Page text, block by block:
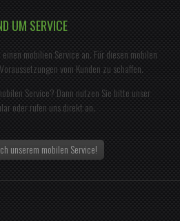
UM SERVICE
mobilien Service an. Für diesen mobilen
vom Kunden zu schaffen.
Service? Dann nutzen Sie bitte unser
oder rufen uns direkt an.
unserem mobilen Service!